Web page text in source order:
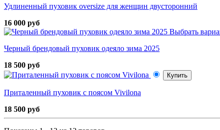
Удлиненный пуховик oversize для женщин двусторонний
16 000 руб
Выбрать
Черный брендовый пуховик одеяло зима 2025
18 500 руб
Купить
Приталенный пуховик с поясом Vivilona
18 500 руб